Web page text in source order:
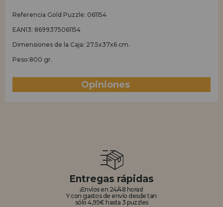
Referencia Gold Puzzle: 061154
EAN13: 8699375061154
Dimensiones de la Caja: 27.5x37x6 cm.
Peso:800 gr.
Opiniones
Entregas rápidas
¡Envíos en 24/48 horas!
Y con gastos de envío desde tan
sólo 4,95€ hasta 3 puzzles